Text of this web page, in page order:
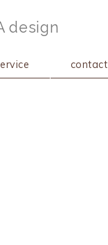
design
contact